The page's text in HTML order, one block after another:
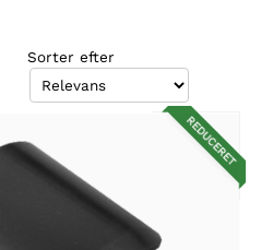
Sorter efter
REDUCERET